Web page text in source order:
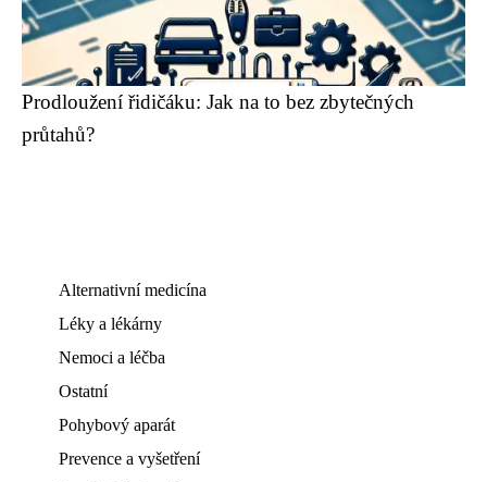
Prodloužení řidičáku: Jak na to bez zbytečných
průtahů?
Alternativní medicína
Léky a lékárny
Nemoci a léčba
Ostatní
Pohybový aparát
Prevence a vyšetření